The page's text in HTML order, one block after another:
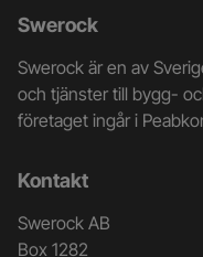
Ytterligare
information
och
Swerock
Swerock är en av
och tjänster till bygg-
företaget ingår i
Kontakt
Swerock AB
Box 1282